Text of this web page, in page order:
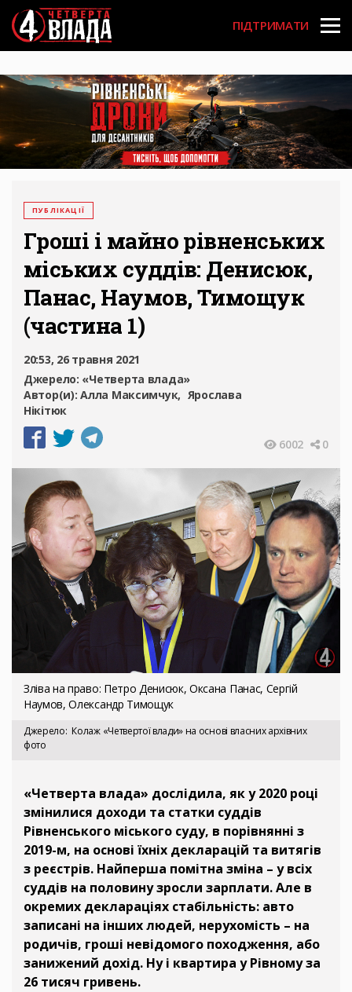
Перейти
до
основного
вмісту
User
account
menu
ПІДТРИМАТИ
ПУБЛІКАЦІЇ
Гроші і майно рівненських
міських суддів: Денисюк,
Панас, Наумов, Тимощук
(частина 1)
20:53, 26 травня 2021
Джерело: «Четверта влада»
Автор(и):Алла Максимчук
Ярослава
Нікітюк
6002 0
Зліва на право: Петро Денисюк, Оксана Панас, Сергій
Наумов, Олександр Тимощук
Джерело Колаж «Четвертої влади» на основі власних архівних
фото
«Четверта влада» дослідила, як у 2020 році
змінилися доходи та статки суддів
Рівненського міського суду, в порівнянні з
2019-м, на основі їхніх декларацій та витягів
з реєстрів. Найперша помітна зміна – у всіх
суддів на половину зросли зарплати. Але в
окремих деклараціях стабільність: авто
записані на інших людей, нерухомість – на
родичів, гроші невідомого походження, або
занижений дохід. Ну і квартира у Рівному за
26 тисяч гривень.